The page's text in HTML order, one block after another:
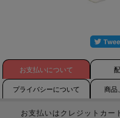
お支払いについて
プライバシーについて 商品
お支払いはクレジットカー